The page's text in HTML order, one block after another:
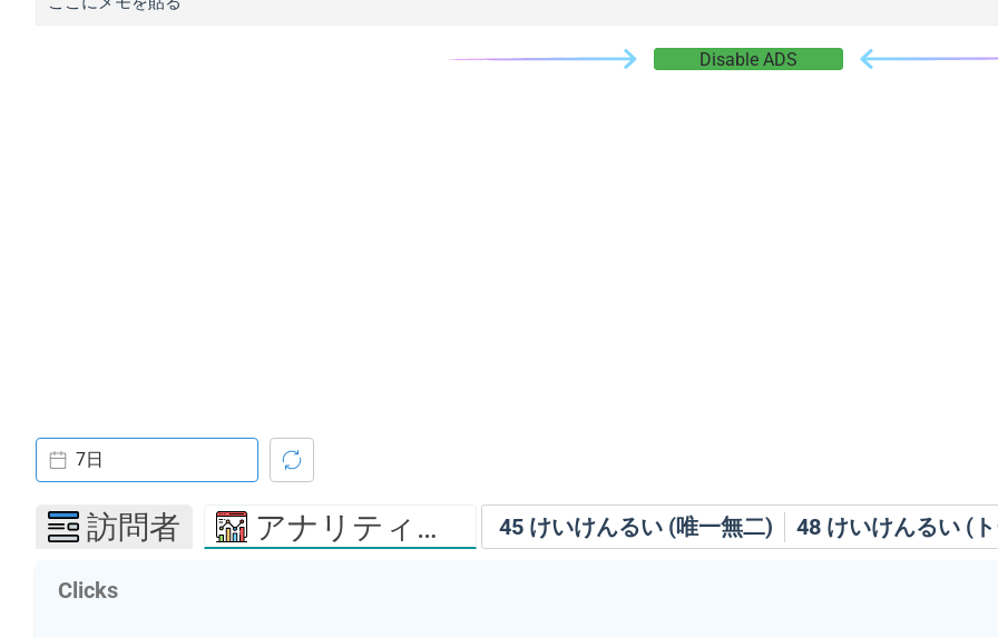
Disable ADS
45 けいけんるい (唯一無二) 48 けいけんるい (
7日
訪問者 アナリティクス
Clicks